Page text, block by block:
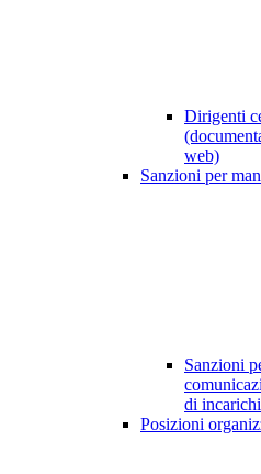
Dirigenti
web)
Sanzioni per
Sanzioni
di
Posizioni